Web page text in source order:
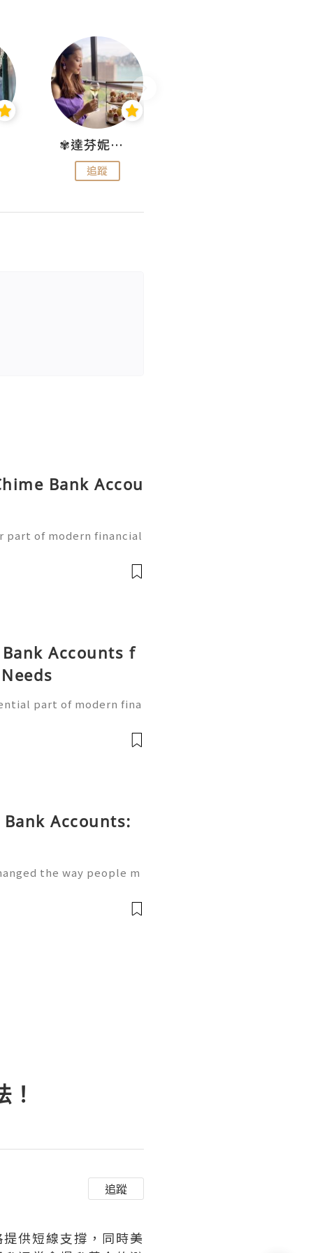
✾達芬妮•愛孩子•愛生活✾
追蹤
Bank Accou
part of modern financial
devices. With the g
Accounts f
part of modern fina
their finances thr
Accounts:
the way people m
deposits, track spendin
追蹤
供短線支撐，同時美